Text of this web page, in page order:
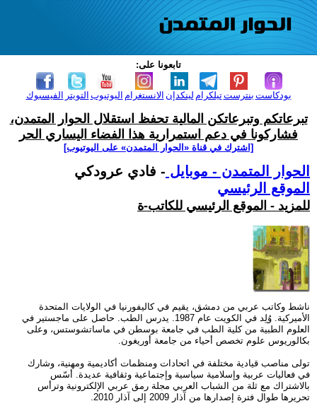
تابعونا على:
الفيسبوك التويتر اليوتيوب الانستغرام لينكدإن تيلكرامبنترست بودكاست
تبرعاتكم وتبرعاتكن المالية تحفظ استقلال الحوار المتمدن،
فشاركونا في دعم استمرارية هذا الفضاء اليساري الحر
[اشترك في قناة ‫«الحوار المتمدن» على اليوتيوب]
الحوار المتمدن - موبايل - فادي عرودكي
الموقع الرئيسي
للمزيد - الموقع الرئيسي للكاتب-ة
ناشط وكاتب عربي من دمشق، يقيم في كاليفورنيا في الولايات المتحدة
الأميركية. وُلِد في الكويت عام 1987. يدرس الطب. حاصل على ماجستير في
العلوم الطبية من كلية الطب في جامعة بوسطن في ماساتشوستس، وعلى
بكالوريوس علوم تخصص أحياء من جامعة أوريغون.
تولى مناصب قيادية مختلفة في اتحادات ومنظمات أكاديمية ومهنية، وشارك
في فعاليات عربية وإسلامية سياسية وإجتماعية وثقافية عديدة. أسّس
بالاشتراك مع ثلة من الشباب العربي مجلة رمق عربي الإلكترونية وترأس
تحريرها طوال فترة إصدارها من آذار 2009 إلى آذار 2010.